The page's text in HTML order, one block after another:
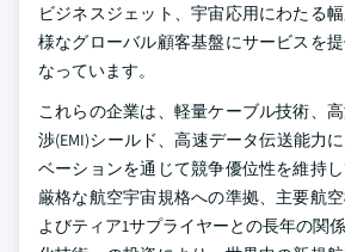
ビジネスジェット、宇宙応用にわたる
様なグローバル顧客基盤にサービスを
なっています。
これらの企業は、軽量ケーブル技術、
渉(EMI)シールド、高速データ伝送能力
ベーションを通じて競争優位性を維持し
厳格な航空宇宙規格への準拠、主要航
よびティア1サプライヤーとの長年の関